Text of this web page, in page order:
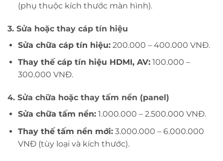
(phụ thuộc kích thước màn hình).
3. Sửa hoặc thay cáp tín hiệu
Sửa chữa cáp tín hiệu:200.000 – 400.000 VNĐ.
Thay thế cáp tín hiệu HDMI, AV:100.000 –
300.000 VNĐ.
4. Sửa chữa hoặc thay tấm nền (panel)
Sửa chữa tấm nền:1.000.000 – 2.500.000 VNĐ.
Thay thế tấm nền mới:3.000.000 – 6.000.000
VNĐ (tùy loại và kích thước).